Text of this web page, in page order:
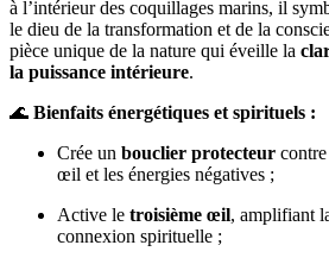
à l’intérieur des coquillages marins, il
le dieu de la transformation et de la
pièce unique de la nature qui éveille la
la puissance intérieure.
🌊 Bienfaits énergétiques et spirituels :
Crée un bouclier protecteur
œil et les énergies négatives ;
Active le troisième œil, amplifiant
connexion spirituelle ;